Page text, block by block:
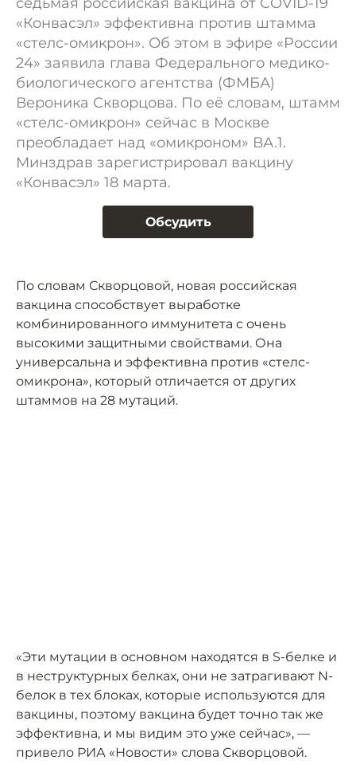
«Конвасэл» эффективна против штамма
«стелс-омикрон». Об этом в эфире «России
24» заявила глава Федерального медико-
биологического агентства (ФМБА)
Вероника Скворцова. По её словам, штамм
«стелс-омикрон» сейчас в Москве
преобладает над «омикроном» ВА.1.
Минздрав зарегистрировал вакцину
«Конвасэл» 18 марта.
Обсудить
По словам Скворцовой, новая российская
вакцина способствует выработке
комбинированного иммунитета с очень
высокими защитными свойствами. Она
универсальна и эффективна против «стелс-
омикрона», который отличается от других
штаммов на 28 мутаций.
«Эти мутации в основном находятся в S-белке и
в неструктурных белках, они не затрагивают N-
белок в тех блоках, которые используются для
вакцины, поэтому вакцина будет точно так же
эффективна, и мы видим это уже сейчас», —
привело РИА «Новости» слова Скворцовой.